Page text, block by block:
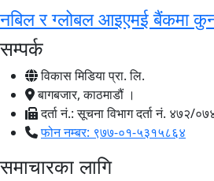
नबिल र ग्लोबल आइएमई बैंकमा
सम्पर्क
विकास मिडिया प्रा. लि.
बागबजार, काठमाडौं ।
दर्ता नं.: सूचना विभाग दर्ता नं. ४७२/
फोन नम्बर: ९७७-०१-५३१५८६४
समाचारका लागि